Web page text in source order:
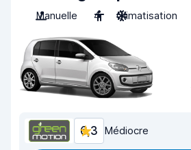
Manuelle
4 Climatisation
6,3 Médiocre